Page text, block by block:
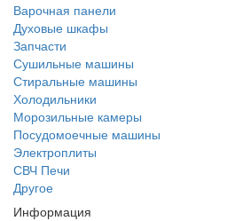
Варочная панели
Духовые шкафы
Запчасти
Сушильные машины
Стиральные машины
Холодильники
Морозильные камеры
Посудомоечные машины
Электроплиты
СВЧ Печи
Другое
Информация